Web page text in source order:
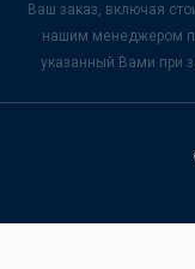
Ваш заказ, включая
нашим менеджером
указанный Вами при